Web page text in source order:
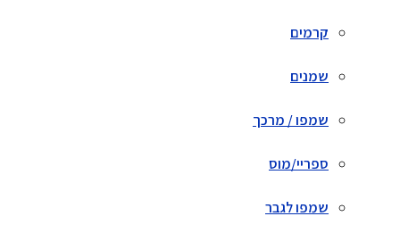
קרמים
שמנים
שמפו / מרכך
ספריי/מוס
שמפו לגבר